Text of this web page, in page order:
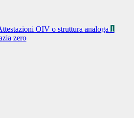
OIV o struttura analoga 1
zero